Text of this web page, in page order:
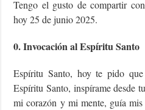
Tengo el gusto de compartir
hoy 25 de junio 2025.
0. Invocación al Espíritu Santo
Espíritu Santo, hoy te pido
Espíritu Santo, inspírame desde
mi corazón y mi mente, guía